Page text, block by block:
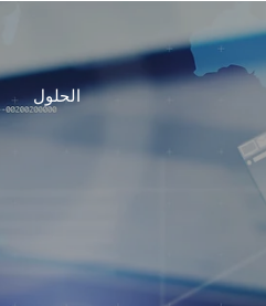
الحلول